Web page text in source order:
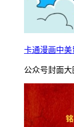
卡通漫画中美
公众号封面大